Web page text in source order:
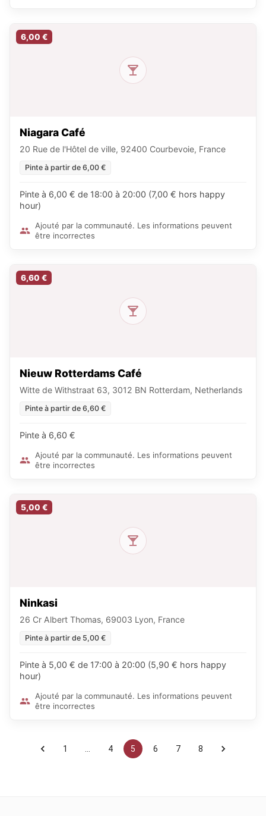
6,00 €
Niagara Café
20 Rue de l'Hôtel de ville, 92400 Courbevoie, France
Pinte à partir de 6,00 €
Pinte à 6,00 € de 18:00 à 20:00 (7,00 € hors happy
hour)
Ajouté par la communauté. Les informations peuvent
être incorrectes
6,60 €
Nieuw Rotterdams Café
Witte de Withstraat 63, 3012 BN Rotterdam, Netherlands
Pinte à partir de 6,60 €
Pinte à 6,60 €
Ajouté par la communauté. Les informations peuvent
être incorrectes
5,00 €
Ninkasi
26 Cr Albert Thomas, 69003 Lyon, France
Pinte à partir de 5,00 €
Pinte à 5,00 € de 17:00 à 20:00 (5,90 € hors happy
hour)
Ajouté par la communauté. Les informations peuvent
être incorrectes
1 4 5 6 7 8